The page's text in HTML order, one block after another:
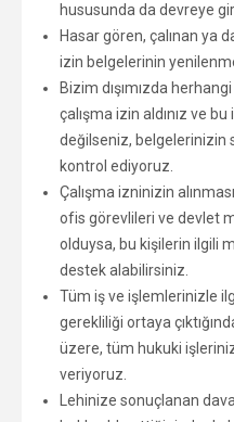
hususunda da devreye
Hasar gören, çalınan ya
izin belgelerinin
Bizim dışımızda
çalışma izin aldınız ve
değilseniz, belgelerinizin
kontrol ediyoruz.
Çalışma izninizin
ofis görevlileri ve devlet
olduysa, bu kişilerin ilgili
destek alabilirsiniz.
Tüm iş ve işlemlerinizle
gerekliliği ortaya
üzere, tüm hukuki
veriyoruz.
Lehinize sonuçlanan